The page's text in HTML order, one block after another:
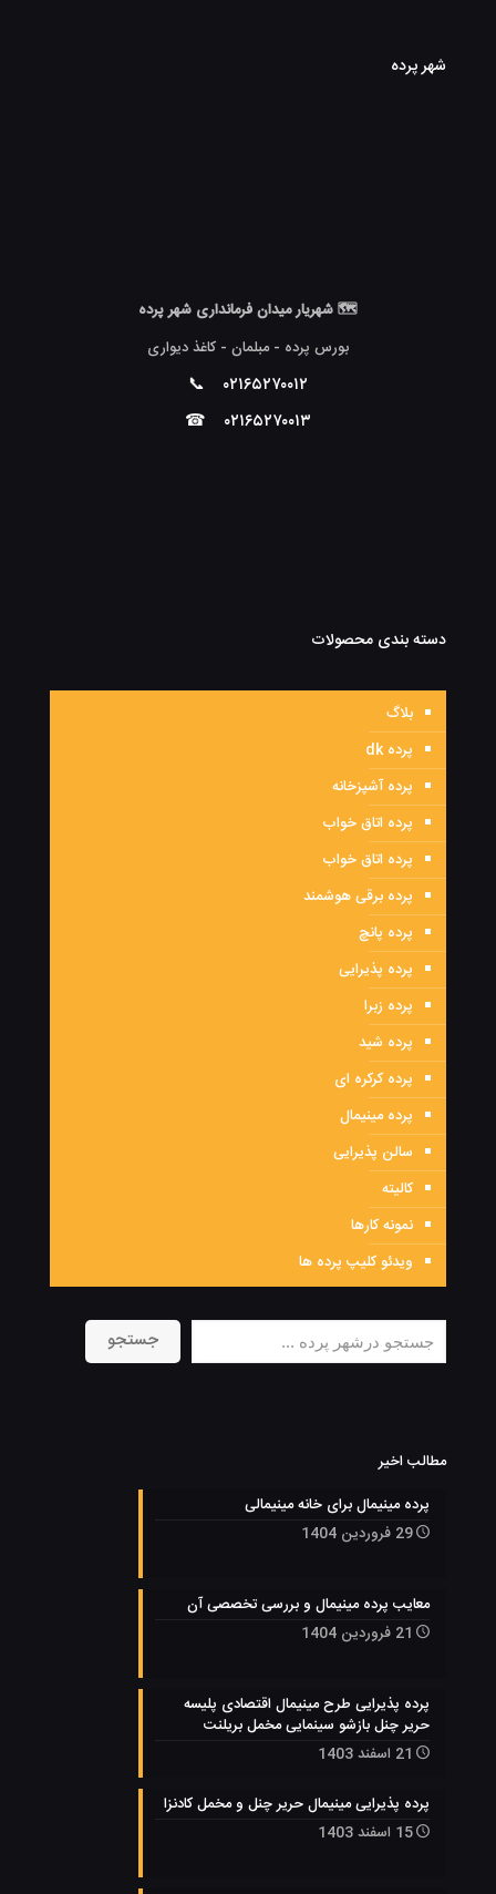
شهر پرده
🗺 شهریار میدان فرمانداری شهر پرده
بورس پرده - مبلمان - کاغذ دیواری
۰۲۱۶۵۲۷۰۰۱۲ 📞
۰۲۱۶۵۲۷۰۰۱۳ ☎
دسته بندی محصولات
بلاگ
پرده dk
پرده آشپزخانه
پرده اتاق خواب
پرده اتاق خواب
پرده برقی هوشمند
پرده پانچ
پرده پذیرایی
پرده زبرا
پرده شید
پرده کرکره ای
پرده مینیمال
سالن پذیرایی
کالیته
نمونه کارها
ویدئو کلیپ پرده ها
جستجو جستجو
مطالب اخیر
پرده مینیمال برای خانه مینیمالی
29 فروردین 1404
معایب پرده مینیمال و بررسی تخصصی آن
21 فروردین 1404
پرده پذیرایی طرح مینیمال اقتصادی پلیسه
حریر چنل بازشو سینمایی مخمل بریلنت
21 اسفند 1403
پرده پذیرایی مینیمال حریر چنل و مخمل کادنزا
15 اسفند 1403